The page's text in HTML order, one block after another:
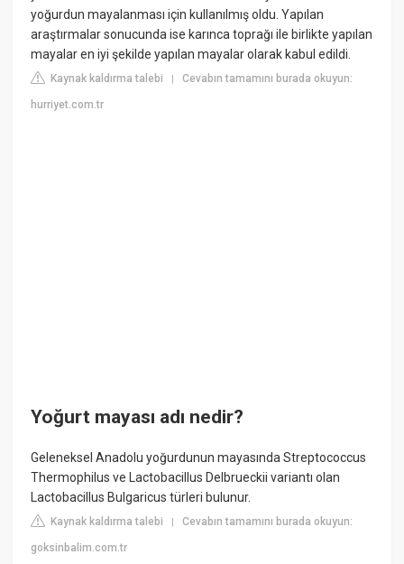
yoğurdun mayalanması için kullanılmış oldu. Yapılan
araştırmalar sonucunda ise karınca toprağı ile birlikte yapılan
mayalar en iyi şekilde yapılan mayalar olarak kabul edildi.
Kaynak kaldırma talebi |Cevabın tamamını burada okuyun:
hurriyet.com.tr
Yoğurt mayası adı nedir?
Geleneksel Anadolu yoğurdunun mayasında Streptococcus
Thermophilus ve Lactobacillus Delbrueckii variantı olan
Lactobacillus Bulgaricus türleri bulunur.
Kaynak kaldırma talebi |Cevabın tamamını burada okuyun:
goksinbalim.com.tr